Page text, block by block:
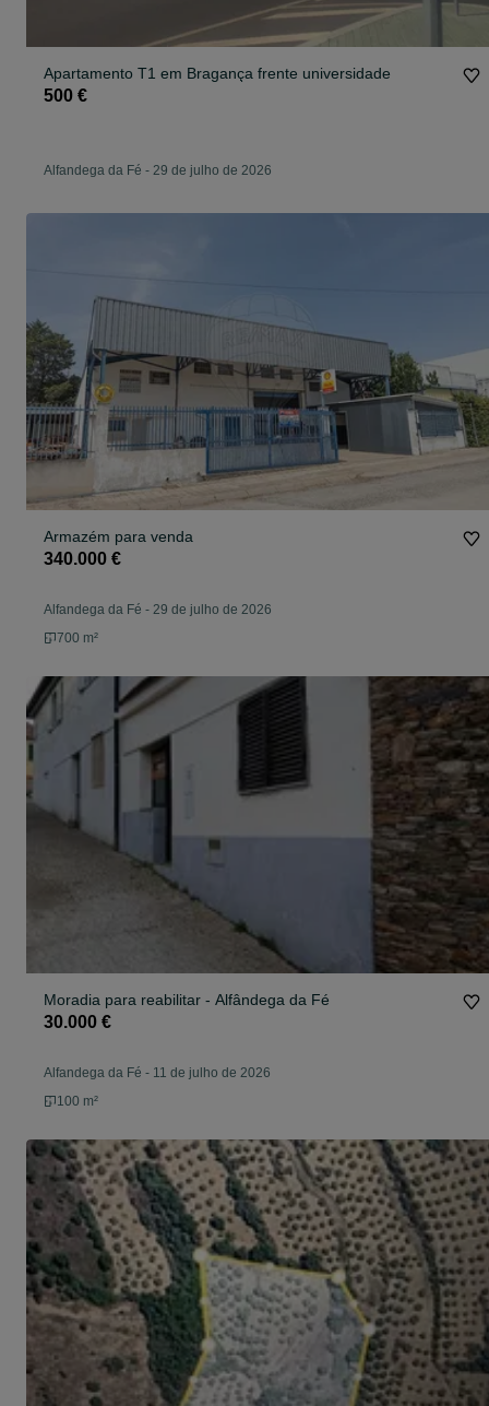
Apartamento T1 em Bragança frente universidade
500 €
Alfandega da Fé - 29 de julho de 2026
Armazém para venda
340.000 €
Alfandega da Fé - 29 de julho de 2026
700 m²
Moradia para reabilitar - Alfândega da Fé
30.000 €
Alfandega da Fé - 11 de julho de 2026
100 m²